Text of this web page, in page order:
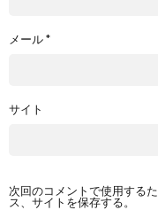
メール*
サイト
次回のコメントで使用する
ス、サイトを保存する。